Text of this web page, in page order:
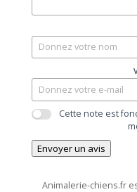
Cette note est
Envoyer un avis
Animalerie-chiens.fr